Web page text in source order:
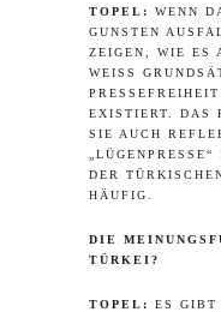
TOPEL:
WENN
GUNSTEN
ZEIGEN, WIE ES
WEISS
RESSEFREIHEIT
XISTIERT. DAS
E AUCH
ÜGENPRESSE“
R TÜRKISCHEN
UFIG.
DIE
TÜRKEI?
TOPEL:
ES GIBT